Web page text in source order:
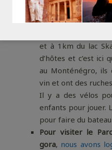
Pour visiter le Lac
dans un chalet
et à 1km du lac
d’hôtes et c’est ici
au Monténégro,
vin et ont des
Il y a des vélos
enfants pour jouer.
pour faire du bateau
Pour visiter le
gora, nous avons